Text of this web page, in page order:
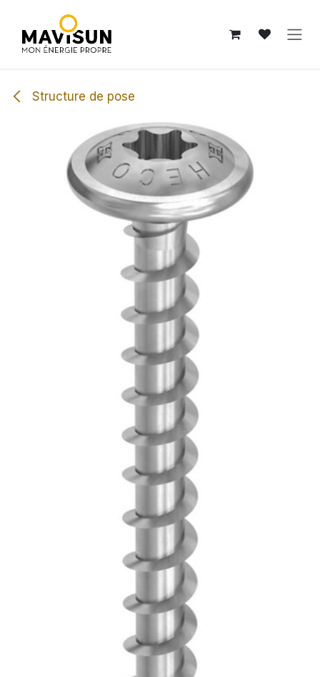
Structure de pose